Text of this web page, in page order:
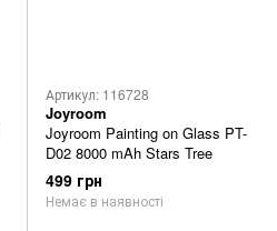
Артикул: 116728
Joyroom
Joyroom Painting on Glass PT-
D02 8000 mAh Stars Tree
499 грн
Немає в наявності